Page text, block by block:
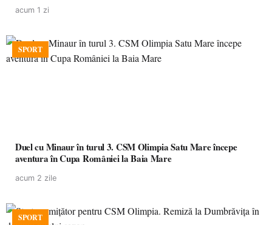
acum 1 zi
SPORT
Duel cu Minaur în turul 3. CSM Olimpia Satu Mare începe
aventura în Cupa României la Baia Mare
acum 2 zile
SPORT